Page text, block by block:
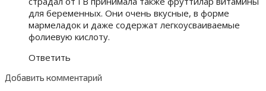
для беременных. Они очень вкусные, в форме
мармеладок и даже содержат легкоусваиваемые
фолиевую кислоту.
Ответить
Добавить комментарий